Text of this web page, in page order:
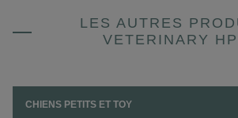
LES AUTRES
VETERINARY
CHIENS PETITS ET TOY